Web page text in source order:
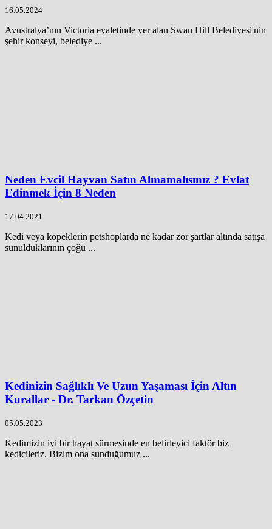
16.05.2024
Avustralya’nın Victoria eyaletinde yer alan Swan Hill Belediyesi'nin
şehir konseyi, belediye ...
Neden Evcil Hayvan Satın Almamalısınız ? Evlat
Edinmek İçin 8 Neden
17.04.2021
Kedi veya köpeklerin petshoplarda ne kadar zor şartlar altında satışa
sunulduklarının çoğu ...
Kedinizin Sağlıklı Ve Uzun Yaşaması İçin Altın
Kurallar - Dr. Tarkan Özçetin
05.05.2023
Kedimizin iyi bir hayat sürmesinde en belirleyici faktör biz
kedicileriz. Bizim ona sunduğumuz ...